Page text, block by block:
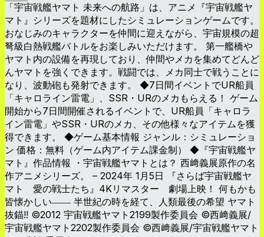
「宇宙戦艦ヤマト 未来への航路」は、アニメ『宇宙戦艦ヤ
マト』シリーズを題材にしたシミュレーションゲームです。
おなじみのキャラクターを仲間に迎えながら、宇宙規模の超
弩級白熱戦艦バトルをお楽しみいただけます。 第一艦橋や
ヤマト内の設備を再現しており、仲間やメカを集めてどんど
んヤマトを強くできます。戦闘では、メカ同士で戦うことに
なり、波動砲も発射できます。 ◆7日間イベントでUR船員
「キャロライン雷電」、SSR・URのメカもらえる！ ゲーム
開始から7日間開催されるイベントで、UR船員「キャロラ
イン雷電」やSSR・URのメカ、その他様々なアイテムを獲
得できます。 ◆ゲーム基本情報 ジャンル：シミュレーショ
ン 価格：無料（ゲーム内アイテム課金制） ◆『宇宙戦艦ヤ
マト』作品情報 ・宇宙戦艦ヤマトとは？ 西﨑義展原作の名
作アニメシリーズ。 – 2024年 1月5日 『さらば宇宙戦艦ヤ
マト 愛の戦士たち』4Kリマスター 劇場上映！ 何もかも
皆懐かしい―― 半世紀の時を経て、人類最後の希望 ヤマト
抜錨!! ©2012 宇宙戦艦ヤマト2199製作委員会 ©西﨑義展/
宇宙戦艦ヤマト2202製作委員会 ©西﨑義展/宇宙戦艦ヤマト